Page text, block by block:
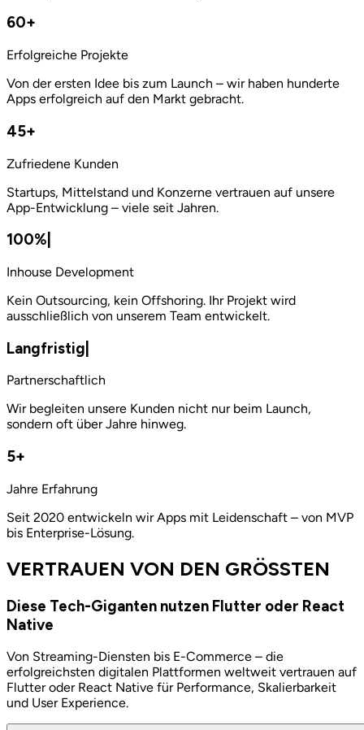
60+
Erfolgreiche Projekte
Von der ersten Idee bis zum Launch – wir haben hunderte
Apps erfolgreich auf den Markt gebracht.
45+
Zufriedene Kunden
Startups, Mittelstand und Konzerne vertrauen auf unsere
App-Entwicklung – viele seit Jahren.
100%
Inhouse Development
Kein Outsourcing, kein Offshoring. Ihr Projekt wird
ausschließlich von unserem Team entwickelt.
Lang­fristig
Partnerschaftlich
Wir begleiten unsere Kunden nicht nur beim Launch,
sondern oft über Jahre hinweg.
5+
Jahre Erfahrung
Seit 2020 entwickeln wir Apps mit Leidenschaft – von MVP
bis Enterprise-Lösung.
VERTRAUEN VON DEN GRÖSSTEN
Diese Tech-Giganten nutzen Flutter oder React
Native
Von Streaming-Diensten bis E-Commerce – die
erfolgreichsten digitalen Plattformen weltweit vertrauen auf
Flutter oder React Native für Performance, Skalierbarkeit
und User Experience.